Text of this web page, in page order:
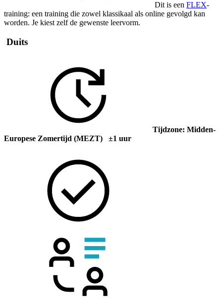
Dit is een FLEX-
training: een training die zowel klassikaal als online gevolgd kan
worden. Je kiest zelf de gewenste leervorm.
Duits
Tijdzone: Midden-
Europese Zomertijd (MEZT) ±1 uur